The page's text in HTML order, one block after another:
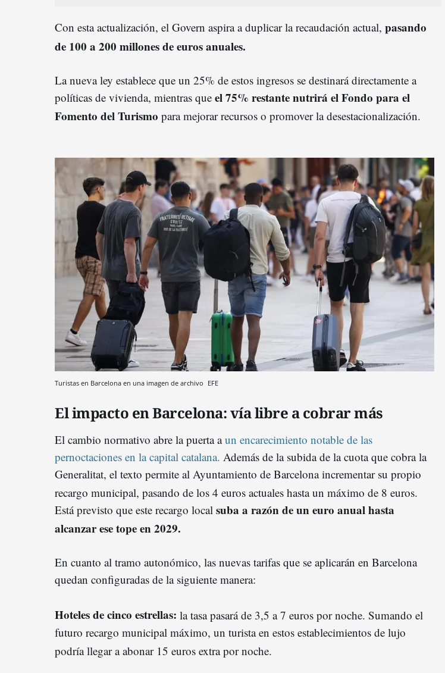
Con esta actualización, el Govern aspira a duplicar la recaudación actual, pasando
de 100 a 200 millones de euros anuales.
La nueva ley establece que un 25% de estos ingresos se destinará directamente a
políticas de vivienda, mientras que el 75% restante nutrirá el Fondo para el
Fomento del Turismo para mejorar recursos o promover la desestacionalización.
Turistas en Barcelona en una imagen de archivo EFE
El impacto en Barcelona: vía libre a cobrar más
El cambio normativo abre la puerta aun encarecimiento notable de las
pernoctaciones en la capital catalana. Además de la subida de la cuota que cobra la
Generalitat, el texto permite al Ayuntamiento de Barcelona incrementar su propio
recargo municipal, pasando de los 4 euros actuales hasta un máximo de 8 euros.
Está previsto que este recargo local suba a razón de un euro anual hasta
alcanzar ese tope en 2029.
En cuanto al tramo autonómico, las nuevas tarifas que se aplicarán en Barcelona
quedan configuradas de la siguiente manera:
Hoteles de cinco estrellas: la tasa pasará de 3,5 a 7 euros por noche. Sumando el
futuro recargo municipal máximo, un turista en estos establecimientos de lujo
podría llegar a abonar 15 euros extra por noche.